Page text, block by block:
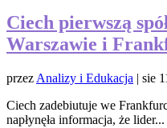
Ciech pierwszą
Warszawie i
przez Analizy i Edukacja | sie
Ciech zadebiutuje we
napłynęła informacja, że lider...